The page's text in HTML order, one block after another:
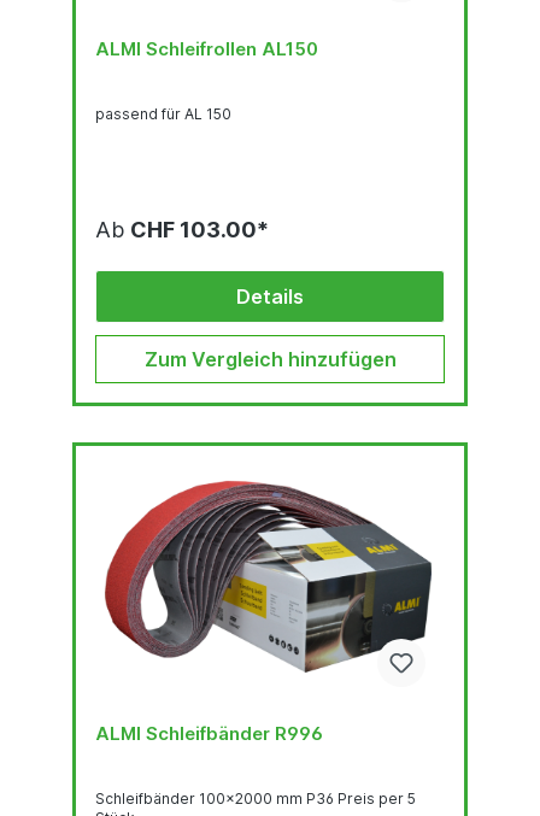
ALMI Schleifrollen AL150
passend für AL 150
Ab CHF 103.00*
Details
Zum Vergleich hinzufügen
ALMI Schleifbänder R996
Schleifbänder 100x2000 mm P36 Preis per 5